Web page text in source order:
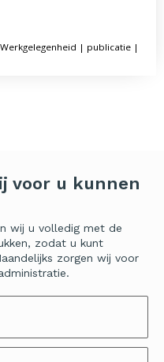
| publicatie |
voor u kunnen
wij u volledig met de
zodat u kunt
zorgen wij voor